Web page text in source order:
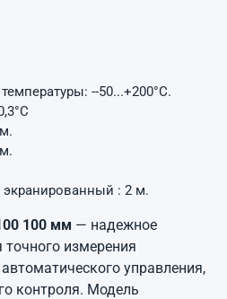
--50...+200°C.
: 2 м.
100 мм — надежное
измерения
управления,
контроля. Модель